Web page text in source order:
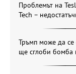
Проблемът на
Tech –
Тръмп може да се
ще сглоби бомба